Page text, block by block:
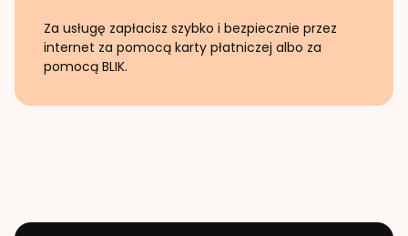
Za usługę zapłacisz szybko i bezpiecznie przez
internet za pomocą karty płatniczej albo za
pomocą BLIK.